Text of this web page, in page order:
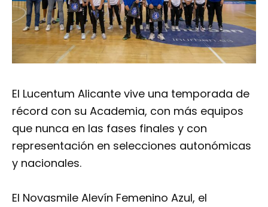
El Lucentum Alicante vive una temporada de
récord con su Academia, con más equipos
que nunca en las fases finales y con
representación en selecciones autonómicas
y nacionales.
El Novasmile Alevín Femenino Azul, el